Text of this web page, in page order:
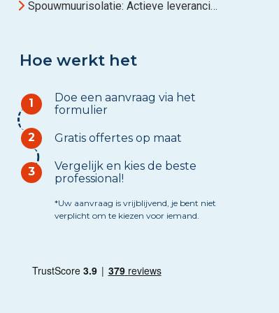
Spouwmuurisolatie: Actieve leveranciers in Drenthe
Hoe werkt het
1
Doe een aanvraag via het
formulier
2 Gratis offertes op maat
3
Vergelijk en kies de beste
professional!
*Uw aanvraag is vrijblijvend, je bent niet
verplicht om te kiezen voor iemand.